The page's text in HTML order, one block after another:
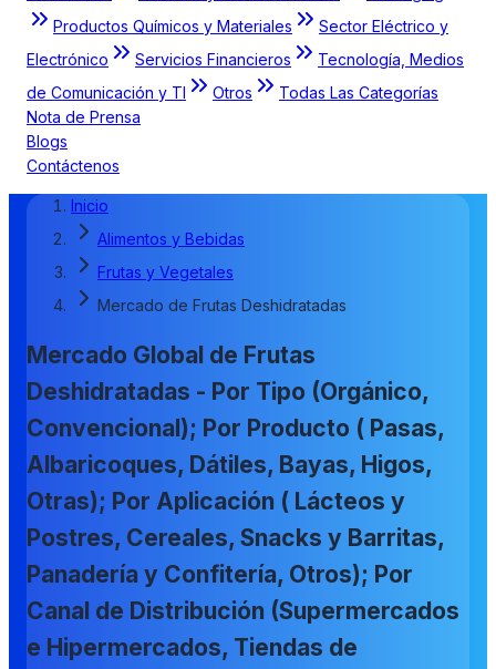
Productos Químicos y Materiales
Sector Eléctrico y
Electrónico
Servicios Financieros
Tecnología, Medios
de Comunicación y TI
Otros
Todas Las Categorías
Nota de Prensa
Blogs
Contáctenos
Inicio
Alimentos y Bebidas
Frutas y Vegetales
Mercado de Frutas Deshidratadas
Mercado Global de Frutas
Deshidratadas - Por Tipo (Orgánico,
Convencional); Por Producto ( Pasas,
Albaricoques, Dátiles, Bayas, Higos,
Otras); Por Aplicación ( Lácteos y
Postres, Cereales, Snacks y Barritas,
Panadería y Confitería, Otros); Por
Canal de Distribución (Supermercados
e Hipermercados, Tiendas de